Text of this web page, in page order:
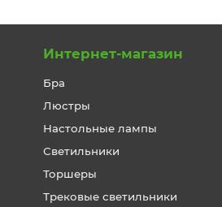
Интернет-магазин
Бра
Люстры
Настольные лампы
Светильники
Торшеры
Трековые светильники